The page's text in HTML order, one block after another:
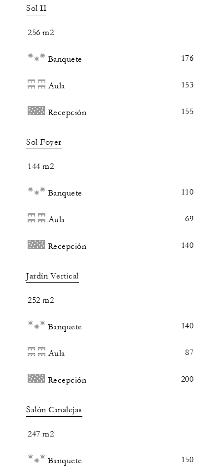
Sol II
256 m2
Banquete 176
Aula 153
Recepción 155
Sol Foyer
144 m2
Banquete 110
Aula 69
Recepción 140
Jardín Vertical
252 m2
Banquete 140
Aula 87
Recepción 200
Salón Canalejas
247 m2
Banquete 150